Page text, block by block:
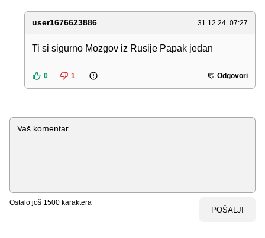
user1676623886 31.12.24. 07:27
Ti si sigurno Mozgov iz Rusije Papak jedan
0 1 Odgovori
Komentar
Ostalo još 1500 karaktera
POŠALJI